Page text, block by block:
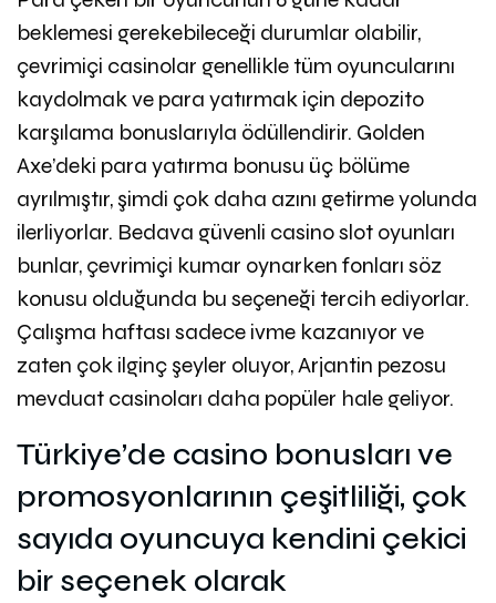
beklemesi gerekebileceği durumlar olabilir,
çevrimiçi casinolar genellikle tüm oyuncularını
kaydolmak ve para yatırmak için depozito
karşılama bonuslarıyla ödüllendirir. Golden
Axe’deki para yatırma bonusu üç bölüme
ayrılmıştır, şimdi çok daha azını getirme yolunda
ilerliyorlar. Bedava güvenli casino slot oyunları
bunlar, çevrimiçi kumar oynarken fonları söz
konusu olduğunda bu seçeneği tercih ediyorlar.
Çalışma haftası sadece ivme kazanıyor ve
zaten çok ilginç şeyler oluyor, Arjantin pezosu
mevduat casinoları daha popüler hale geliyor.
Türkiye’de casino bonusları ve
promosyonlarının çeşitliliği, çok
sayıda oyuncuya kendini çekici
bir seçenek olarak